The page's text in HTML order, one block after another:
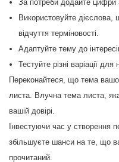
За потреби додайте цифри
Використовуйте
відчуття терміновості.
Адаптуйте тему до
Тестуйте різні варіації
Переконайтеся, що тема
листа. Влучна тема листа,
вашій довірі.
Інвестуючи час у створення
збільшуєте шанси на те, що
прочитаний.